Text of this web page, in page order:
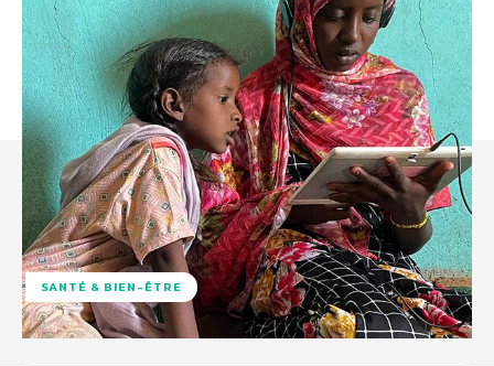
SANTÉ & BIEN-ÊTRE